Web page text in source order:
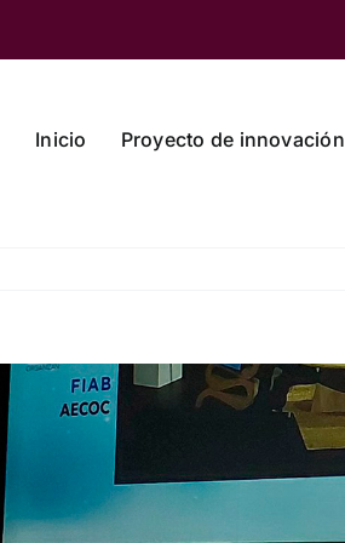
Inicio Proyecto de innovación